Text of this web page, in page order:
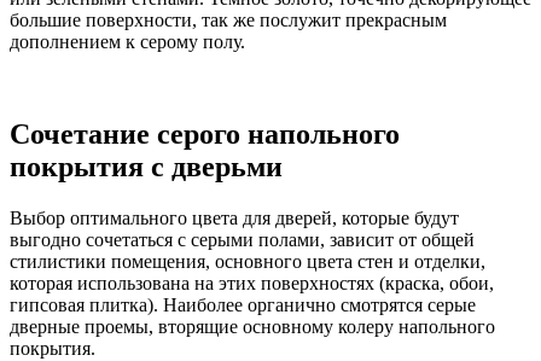
большие поверхности, так же послужит прекрасным
дополнением к серому полу.
Сочетание серого напольного
покрытия с дверьми
Выбор оптимального цвета для дверей, которые будут
выгодно сочетаться с серыми полами, зависит от общей
стилистики помещения, основного цвета стен и отделки,
которая использована на этих поверхностях (краска, обои,
гипсовая плитка). Наиболее органично смотрятся серые
дверные проемы, вторящие основному колеру напольного
покрытия.